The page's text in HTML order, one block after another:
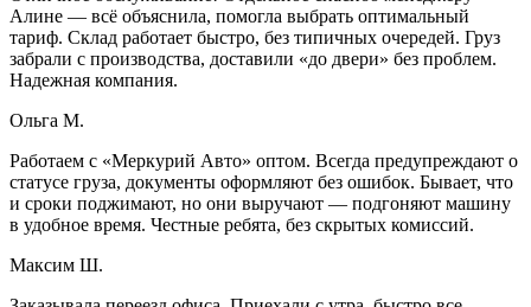
Алине — всё объяснила, помогла выбрать оптимальный
тариф. Склад работает быстро, без типичных очередей. Груз
забрали с производства, доставили «до двери» без проблем.
Надежная компания.
Ольга М.
Работаем с «Меркурий Авто» оптом. Всегда предупреждают о
статусе груза, документы оформляют без ошибок. Бывает, что
и сроки поджимают, но они выручают — подгоняют машину
в удобное время. Честные ребята, без скрытых комиссий.
Максим Ш.